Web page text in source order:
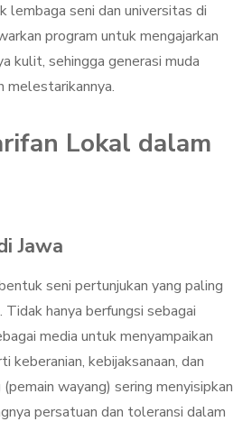
lembaga seni dan universitas di
program untuk mengajarkan
kulit, sehingga generasi muda
melestarikannya.
Lokal dalam
Jawa
seni pertunjukan yang paling
Tidak hanya berfungsi sebagai
media untuk menyampaikan
keberanian, kebijaksanaan, dan
wayang) sering menyisipkan
persatuan dan toleransi dalam